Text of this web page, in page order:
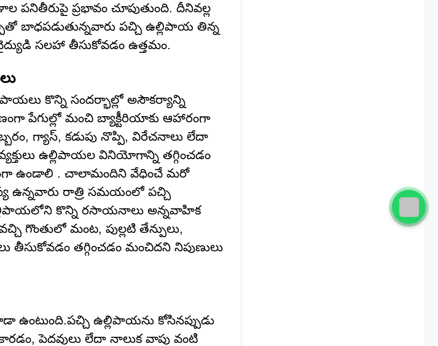
పనితీరుపై ప్రభావం చూపుతుంది. దీనివల్ల
బాధపడుతున్నవారు పచ్చి ఉల్లిపాయ తిన్న
సలహా తీసుకోవడం ఉత్తమం.
కొన్ని సందర్భాల్లో అసౌకర్యాన్ని
పేగుల్లో మంచి బ్యాక్టీరియాకు ఆహారంగా
గ్యాస్, కడుపు నొప్పి, విరేచనాలు లేదా
ఉల్లిపాయల వినియోగాన్ని తగ్గించడం
ఉండాలి . చాలామందిని వేధించే మరో
ఉన్నవారు రాత్రి సమయంలో పచ్చి
కొన్ని రసాయనాలు అన్నవాహిక
గొంతులో మంట, పుల్లటి తేన్పులు,
తగ్గించడం మంచిదని నిపుణులు
ఉల్లిపాయను కోసినప్పుడు
కారడం, పెదవులు లేదా నాలుక వాపు వంటి